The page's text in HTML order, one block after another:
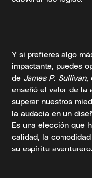
Y si prefieres algo
impactante, puedes
de James P. Sullivan,
enseñó el valor de la
superar nuestros
la audacia en un
Es una elección que
calidad, la
su espíritu aventurero.